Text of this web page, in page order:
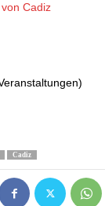
Cadiz
Cadiz